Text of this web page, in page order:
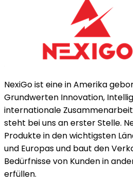
NexiGo ist eine in Amerika
Grundwerten Innovation,
internationale
steht bei uns an erster Stelle.
Produkte in den wichtigsten
und Europas und baut den
Bedürfnisse von Kunden in
erfüllen.